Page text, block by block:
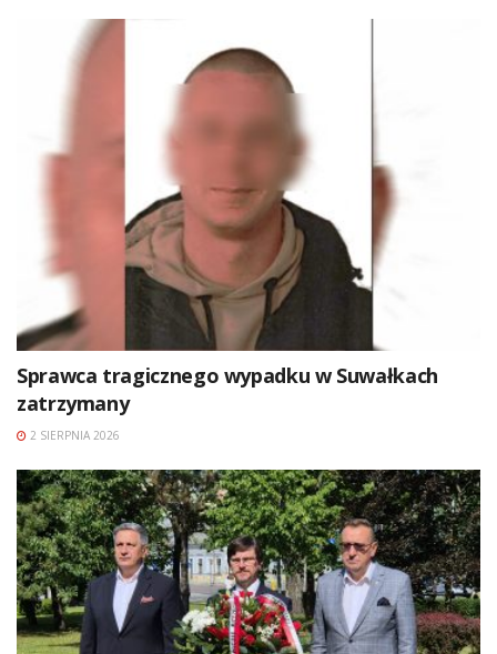
Sprawca tragicznego wypadku w Suwałkach
zatrzymany
2 SIERPNIA 2026